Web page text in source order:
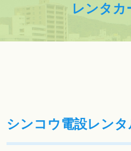
レンタカ
シンコウ電設レンタ